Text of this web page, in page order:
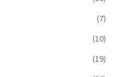
(7)
(10)
(19)